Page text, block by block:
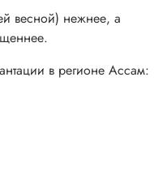
весной) нежнее, а
в регионе Ассам: